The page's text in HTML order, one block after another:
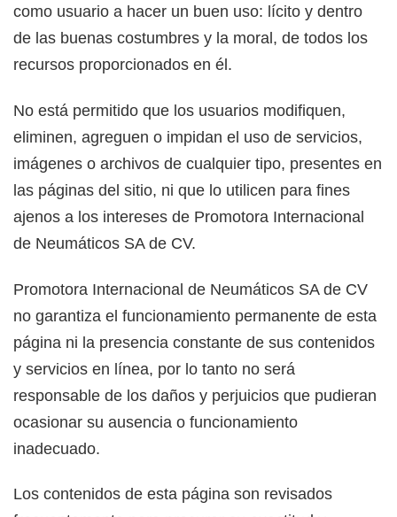
como usuario a hacer un buen uso: lícito y dentro
de las buenas costumbres y la moral, de todos los
recursos proporcionados en él.
No está permitido que los usuarios modifiquen,
eliminen, agreguen o impidan el uso de servicios,
imágenes o archivos de cualquier tipo, presentes en
las páginas del sitio, ni que lo utilicen para fines
ajenos a los intereses de Promotora Internacional
de Neumáticos SA de CV.
Promotora Internacional de Neumáticos SA de CV
no garantiza el funcionamiento permanente de esta
página ni la presencia constante de sus contenidos
y servicios en línea, por lo tanto no será
responsable de los daños y perjuicios que pudieran
ocasionar su ausencia o funcionamiento
inadecuado.
Los contenidos de esta página son revisados